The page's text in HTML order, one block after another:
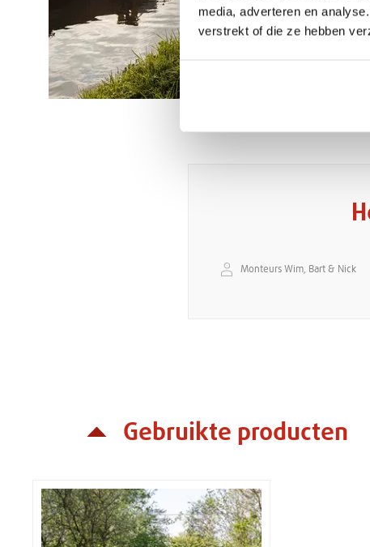
media, adverteren en
verstrekt of die ze hebben
Monteurs Wim, Bart & Nick
Gebruikte producten